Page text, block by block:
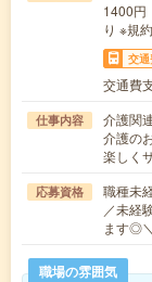
1400
り ※規
交
交通費
仕事内容
介護関
介護の
楽しく
応募資格
職種未
／未経
ます◎
職場の雰囲気